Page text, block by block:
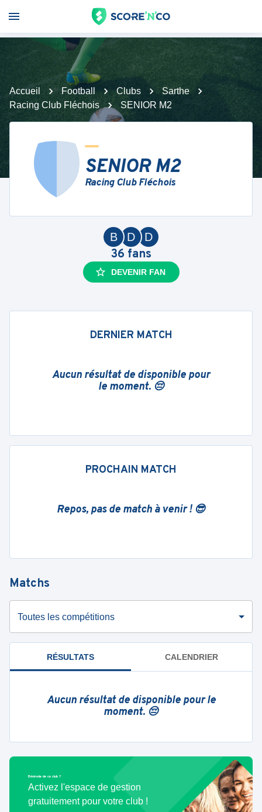
Accueil Football Clubs
Sarthe
Racing Club Fléchois
SENIOR M2
SENIOR M2
Racing Club Fléchois
D
D
B
36 fans
DEVENIR FAN
DERNIER MATCH
Aucun résultat de disponible pour
le moment. 😔
PROCHAIN MATCH
Repos, pas de match à venir ! 😎
Matchs
Toutes les compétitions
RÉSULTATS CALENDRIER
Aucun résultat de disponible pour le
moment. 😔
Bénévole de ce club ?
Activez l'espace de gestion
gratuitement pour votre club !